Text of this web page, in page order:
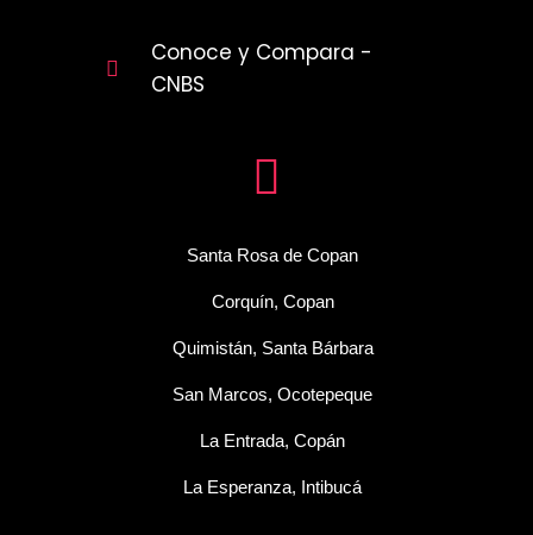
Conoce y Compara -
CNBS
Santa Rosa de Copan
Corquín, Copan
Quimistán, Santa Bárbara
San Marcos, Ocotepeque
La Entrada, Copán
La Esperanza, Intibucá